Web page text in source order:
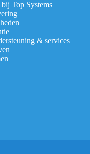
Top Systems
& services